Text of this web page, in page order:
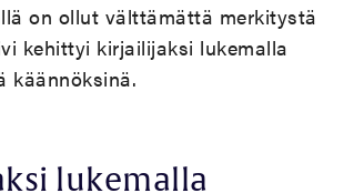
on ollut välttämättä merkitystä
kehittyi kirjailijaksi lukemalla
käännöksinä.
lukemalla